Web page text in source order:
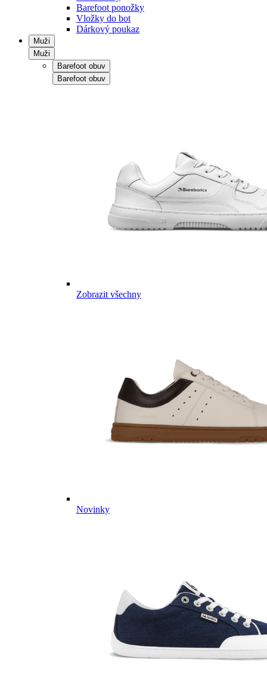
Barefoot ponožky
Vložky do bot
Dárkový poukaz
Muži
Muži
Barefoot obuv
Barefoot obuv
Zobrazit všechny
Novinky